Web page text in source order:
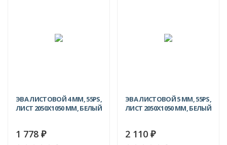
ЭВА ЛИСТОВОЙ 4 ММ, 55PS,
ЛИСТ 2050Х1050 ММ, БЕЛЫЙ
1 778 ₽
ЭВА ЛИСТОВОЙ 5 ММ, 55PS,
ЛИСТ 2050Х1050 ММ, БЕЛЫЙ
2 110 ₽